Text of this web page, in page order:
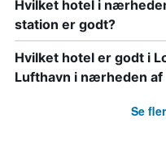
Hvilket hotel i
station er godt?
Hvilket hotel er godt i
Lufthavn i nærheden af
Se